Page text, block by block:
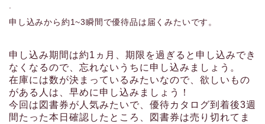
申し込みから約1~3瞬間で優待品は届くみたいです。
申し込み期間は約1ヵ月、期限を過ぎると申し込みでき
なくなるので、忘れないうちに申し込みましょう。
在庫には数が決まっているみたいなので、欲しいもの
がある人は、早めに申し込みましょう！
今回は図書券が人気みたいで、優待カタログ到着後3週
間たった本日確認したところ、図書券は売り切れてま